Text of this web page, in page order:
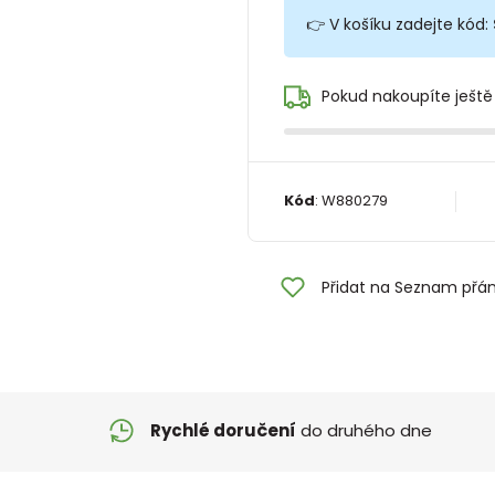
👉 V košíku zadejte kód:
Pokud nakoupíte
Kód: W880279
Přidat na Seznam
Rychlé doručení do druhého dne